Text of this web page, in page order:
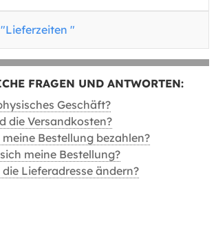
"Lieferzeiten "
FRAGEN UND ANTWORTEN:
Geschäft?
die Versandkosten?
Bestellung bezahlen?
meine Bestellung?
Lieferadresse ändern?